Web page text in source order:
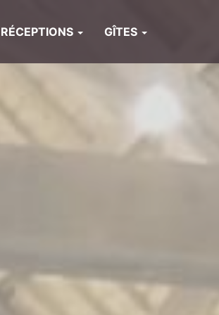
RÉCEPTIONS GÎTES